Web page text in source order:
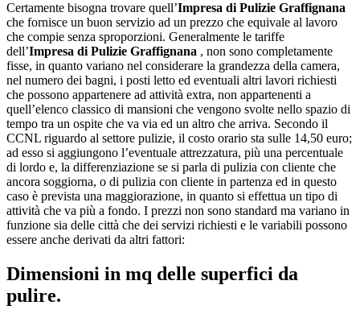
Certamente bisogna trovare quell’Impresa di Pulizie Graffignana
che fornisce un buon servizio ad un prezzo che equivale al lavoro
che compie senza sproporzioni. Generalmente le tariffe
dell’Impresa di Pulizie Graffignana , non sono completamente
fisse, in quanto variano nel considerare la grandezza della camera,
nel numero dei bagni, i posti letto ed eventuali altri lavori richiesti
che possono appartenere ad attività extra, non appartenenti a
quell’elenco classico di mansioni che vengono svolte nello spazio di
tempo tra un ospite che va via ed un altro che arriva. Secondo il
CCNL riguardo al settore pulizie, il costo orario sta sulle 14,50 euro;
ad esso si aggiungono l’eventuale attrezzatura, più una percentuale
di lordo e, la differenziazione se si parla di pulizia con cliente che
ancora soggiorna, o di pulizia con cliente in partenza ed in questo
caso è prevista una maggiorazione, in quanto si effettua un tipo di
attività che va più a fondo. I prezzi non sono standard ma variano in
funzione sia delle città che dei servizi richiesti e le variabili possono
essere anche derivati da altri fattori:
Dimensioni in mq delle superfici da
pulire.